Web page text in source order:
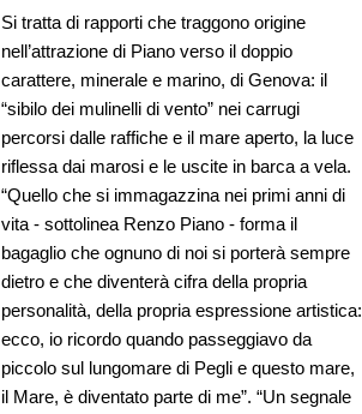
Si tratta di rapporti che traggono origine
nell’attrazione di Piano verso il doppio
carattere, minerale e marino, di Genova: il
“sibilo dei mulinelli di vento” nei carrugi
percorsi dalle raffiche e il mare aperto, la luce
riflessa dai marosi e le uscite in barca a vela.
“Quello che si immagazzina nei primi anni di
vita - sottolinea Renzo Piano - forma il
bagaglio che ognuno di noi si porterà sempre
dietro e che diventerà cifra della propria
personalità, della propria espressione artistica:
ecco, io ricordo quando passeggiavo da
piccolo sul lungomare di Pegli e questo mare,
il Mare, è diventato parte di me”. “Un segnale